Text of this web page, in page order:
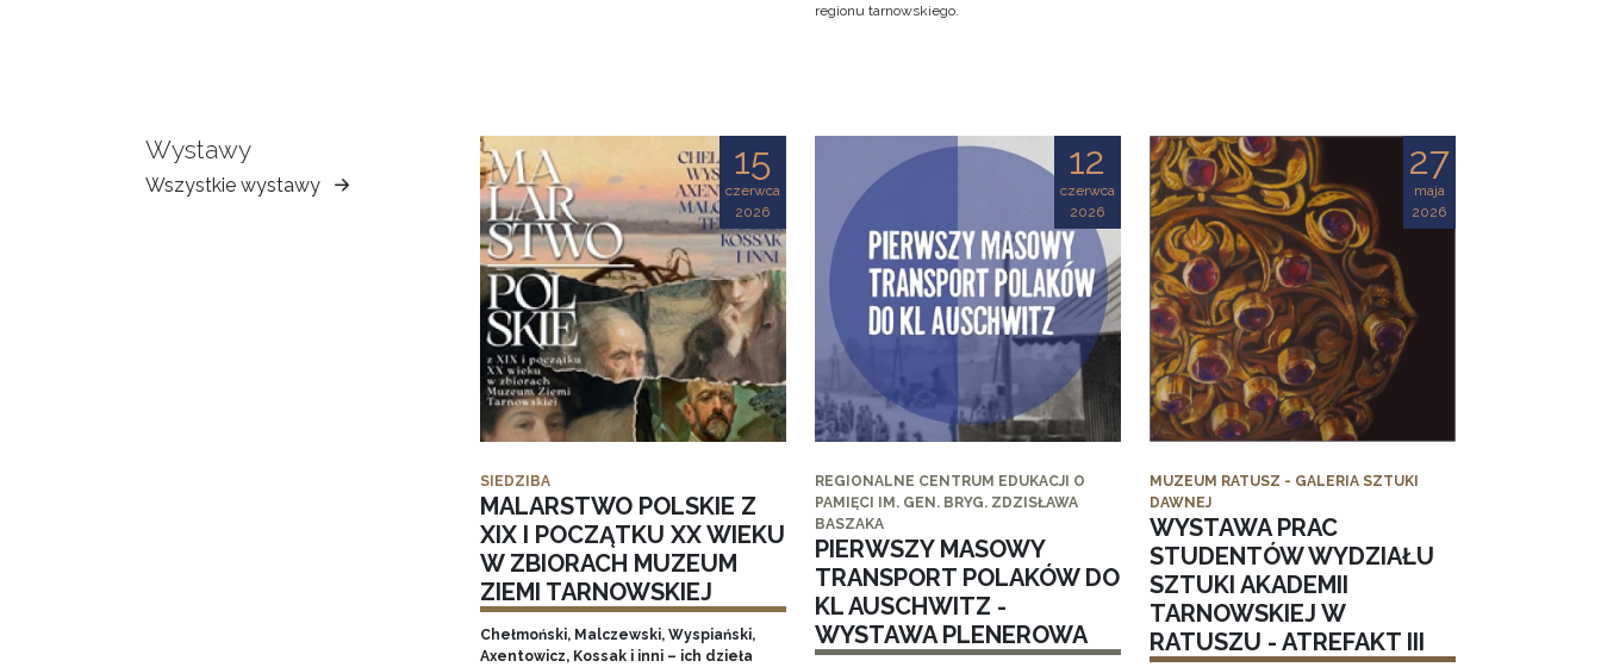
regionu tarnowskiego.
Wystawy
Wszystkie wystawy
Muzeum
15
czerwca
2026
SIEDZIBA
MALARSTWO POLSKIE Z
XIX I POCZĄTKU XX WIEKU
W ZBIORACH MUZEUM
ZIEMI TARNOWSKIEJ
Chełmoński, Malczewski, Wyspiański,
Axentowicz, Kossak i inni – ich dzieła
12
czerwca
2026
REGIONALNE CENTRUM EDUKACJI O
PAMIĘCI IM. GEN. BRYG. ZDZISŁAWA
BASZAKA
PIERWSZY MASOWY
TRANSPORT POLAKÓW DO
KL AUSCHWITZ -
WYSTAWA PLENEROWA
27
maja
2026
MUZEUM RATUSZ - GALERIA SZTUKI
DAWNEJ
WYSTAWA PRAC
STUDENTÓW WYDZIAŁU
SZTUKI AKADEMII
TARNOWSKIEJ W
RATUSZU - ATREFAKT III